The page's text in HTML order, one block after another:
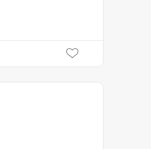
SuMiKaにユーザー登録する